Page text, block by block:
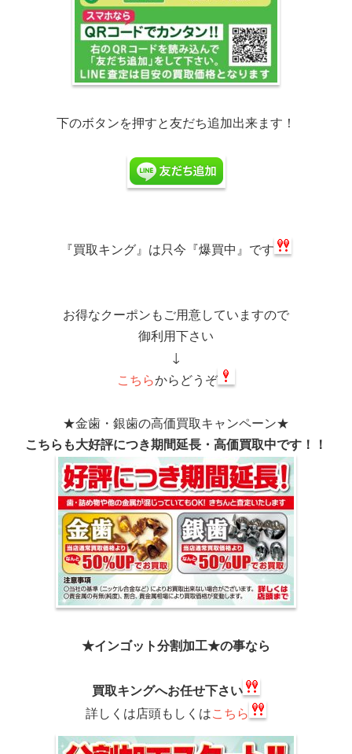
下のボタンを押すと友だち追加出来ます！
『買取キング』は 只今『爆買中』です
お得なクーポンもご用意していますので
御利用下さい
↓
こちらからどうぞ
★金歯・銀歯の高価買取キャンペーン★
こちらも大好評につき期間延長・高価買取中です！！
★インゴット分割加工★の事なら
買取キングへお任せ下さい
詳しくは店頭もしくはこちら